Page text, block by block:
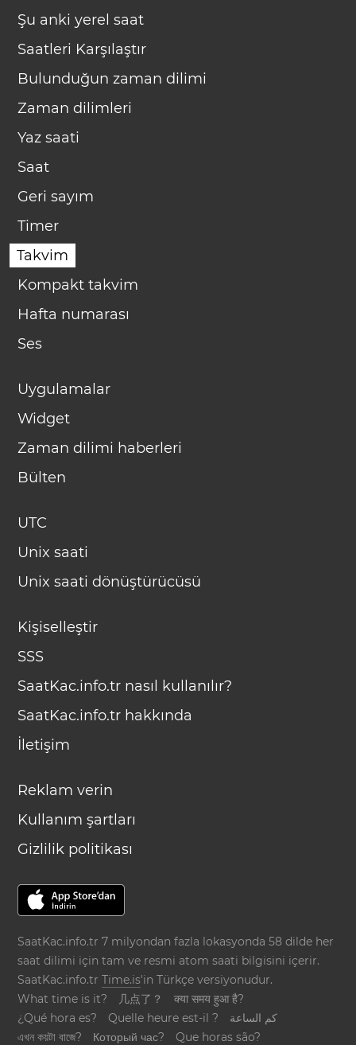
Şu anki yerel saat
Saatleri Karşılaştır
Bulunduğun zaman dilimi
Zaman dilimleri
Yaz saati
Saat
Geri sayım
Timer
Takvim
Kompakt takvim
Hafta numarası
Ses
Uygulamalar
Widget
Zaman dilimi haberleri
Bülten
UTC
Unix saati
Unix saati dönüştürücüsü
Kişiselleştir
SSS
SaatKac.info.tr nasıl kullanılır?
SaatKac.info.tr hakkında
İletişim
Reklam verin
Kullanım şartları
Gizlilik politikası
SaatKac.info.tr 7 milyondan fazla lokasyonda 58 dilde her
saat dilimi için tam ve resmi atom saati bilgisini içerir.
SaatKac.info.trTime.is'in Türkçe versiyonudur.
What time is it?
几点了？
क्या समय हुआ है?
¿Qué hora es?
Quelle heure est-il ?
كم الساعة
এখন কয়টা বাজে?
Который час?
Que horas são?